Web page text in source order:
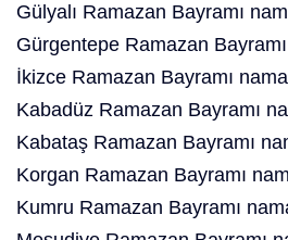
Gülyalı Ramazan Bayramı
Gürgentepe Ramazan
İkizce Ramazan Bayramı
Kabadüz Ramazan Bayramı
Kabataş Ramazan Bayramı
Korgan Ramazan Bayramı
Kumru Ramazan Bayramı